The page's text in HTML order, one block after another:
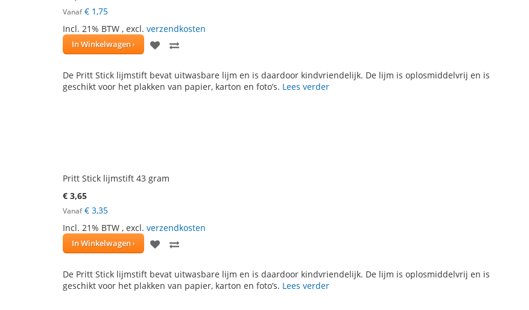
Vanaf € 1,75
Incl. 21% BTW , excl. verzendkosten
In Winkelwagen
VOEG
AANTE
De Pritt Stick lijmstift bevat uitwasbare lijm en is daardoor kindvriendelijk. De lijm is oplosmiddelvrij en is
geschikt voor het plakken van papier, karton en foto’s. Lees verder
Pritt Stick lijmstift 43 gram
€ 3,65
Vanaf € 3,35
Incl. 21% BTW , excl. verzendkosten
In Winkelwagen
VOEG
AANTE
De Pritt Stick lijmstift bevat uitwasbare lijm en is daardoor kindvriendelijk. De lijm is oplosmiddelvrij en is
geschikt voor het plakken van papier, karton en foto’s. Lees verder